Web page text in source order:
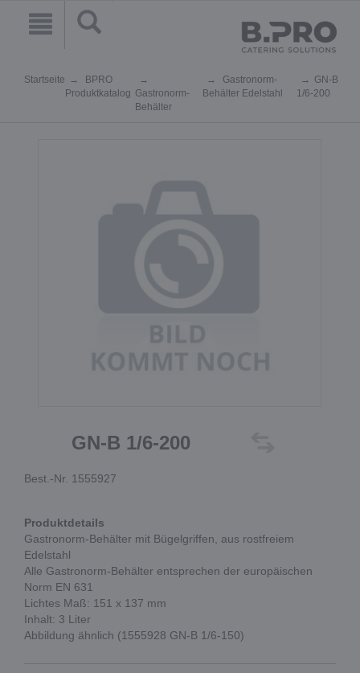
Startseite
BPRO
Produktkatalog Gastronorm-
Behälter
Gastronorm-
Behälter Edelstahl
GN-B
1/6-200
GN-B 1/6-200
Best.-Nr. 1555927
Produktdetails
Gastronorm-Behälter mit Bügelgriffen, aus rostfreiem
Edelstahl
Alle Gastronorm-Behälter entsprechen der europäischen
Norm EN 631
Lichtes Maß: 151 x 137 mm
Inhalt: 3 Liter
Abbildung ähnlich (1555928 GN-B 1/6-150)